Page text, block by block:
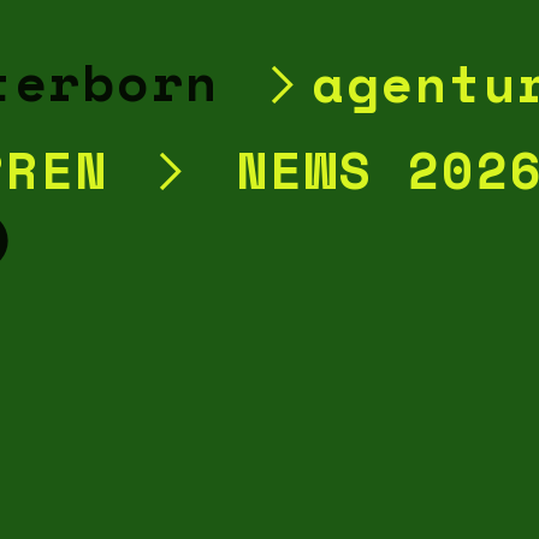
︎
︎ NEWS